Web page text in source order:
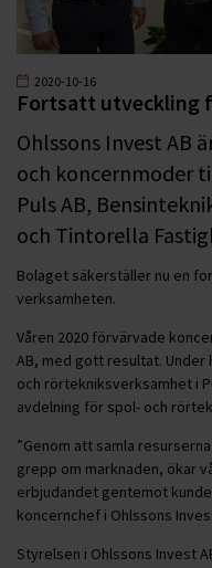
2020-10-16
Fortsatt utveckling
Ohlssons Invest AB
och koncernmoder
Puls AB,
och Tintorella
Bolaget säkerställer nu en
verksamheten.
Våren 2020 förvärvade
AB, med gott resultat. Under
och rörtekniksverksamhet i
avdelning för spol- och
”Genom att samla
grepp om marknaden, ökar
erbjudandet gentemot
koncernchef i Ohlssons
Styrelsen i Ohlssons Invest